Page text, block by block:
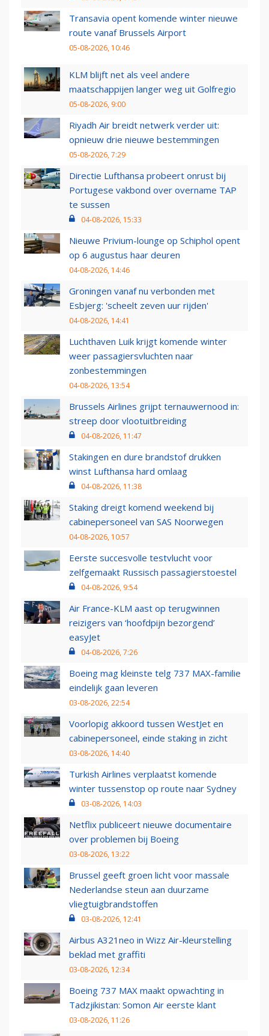
Transavia opent komende winter nieuwe
route vanaf Brussels Airport
05-08-2026, 10:46
KLM blijft net als veel andere
maatschappijen langer weg uit Golfregio
05-08-2026, 9:00
Riyadh Air breidt netwerk verder uit:
opnieuw drie nieuwe bestemmingen
05-08-2026, 7:29
Directie Lufthansa probeert onrust bij
Portugese vakbond over overname TAP
te sussen
04-08-2026, 15:33
Nieuwe Privium-lounge op Schiphol opent
op 6 augustus haar deuren
04-08-2026, 14:46
Groningen vanaf nu verbonden met
Esbjerg: 'scheelt zeven uur rijden'
04-08-2026, 14:41
Luchthaven Luik krijgt komende winter
weer passagiersvluchten naar
zonbestemmingen
04-08-2026, 13:54
Brussels Airlines grijpt ternauwernood in:
streep door vlootuitbreiding
04-08-2026, 11:47
Stakingen en dure brandstof drukken
winst Lufthansa hard omlaag
04-08-2026, 11:38
Staking dreigt komend weekend bij
cabinepersoneel van SAS Noorwegen
04-08-2026, 10:57
Eerste succesvolle testvlucht voor
zelfgemaakt Russisch passagierstoestel
04-08-2026, 9:54
Air France-KLM aast op terugwinnen
reizigers van ‘hoofdpijn bezorgend’
easyJet
04-08-2026, 7:26
Boeing mag kleinste telg 737 MAX-familie
eindelijk gaan leveren
03-08-2026, 22:54
Voorlopig akkoord tussen WestJet en
cabinepersoneel, einde staking in zicht
03-08-2026, 14:40
Turkish Airlines verplaatst komende
winter tussenstop op route naar Sydney
03-08-2026, 14:03
Netflix publiceert nieuwe documentaire
over problemen bij Boeing
03-08-2026, 13:22
Brussel geeft groen licht voor massale
Nederlandse steun aan duurzame
vliegtuigbrandstoffen
03-08-2026, 12:41
Airbus A321neo in Wizz Air-kleurstelling
beklad met graffiti
03-08-2026, 12:34
Boeing 737 MAX maakt opwachting in
Tadzjikistan: Somon Air eerste klant
03-08-2026, 11:26